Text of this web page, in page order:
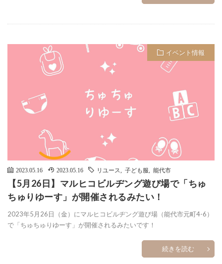
イベント情報
2023.05.16 2023.05.16 リユース 子ども服 能代市
【5月26日】マルヒコビルヂング遊び場で「ちゅ
ちゅりゆーす」が開催されるみたい！
2023年5月26日（金）にマルヒコビルヂング遊び場（能代市元町4-6）
で「ちゅちゅりゆーす」が開催されるみたいです！
続きを読む